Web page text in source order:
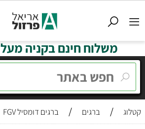
משלוח חינם בקניה מעל 399 ש"ח
קטלוג / ברגים / ברגים דומסיל FGV